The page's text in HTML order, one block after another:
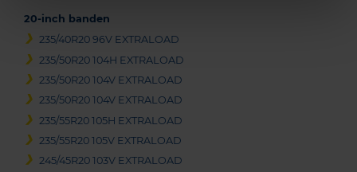
20-inch banden
235/40R20 96V EXTRALOAD
235/50R20 104H EXTRALOAD
235/50R20 104V EXTRALOAD
235/50R20 104V EXTRALOAD
235/55R20 105H EXTRALOAD
235/55R20 105V EXTRALOAD
245/45R20 103V EXTRALOAD